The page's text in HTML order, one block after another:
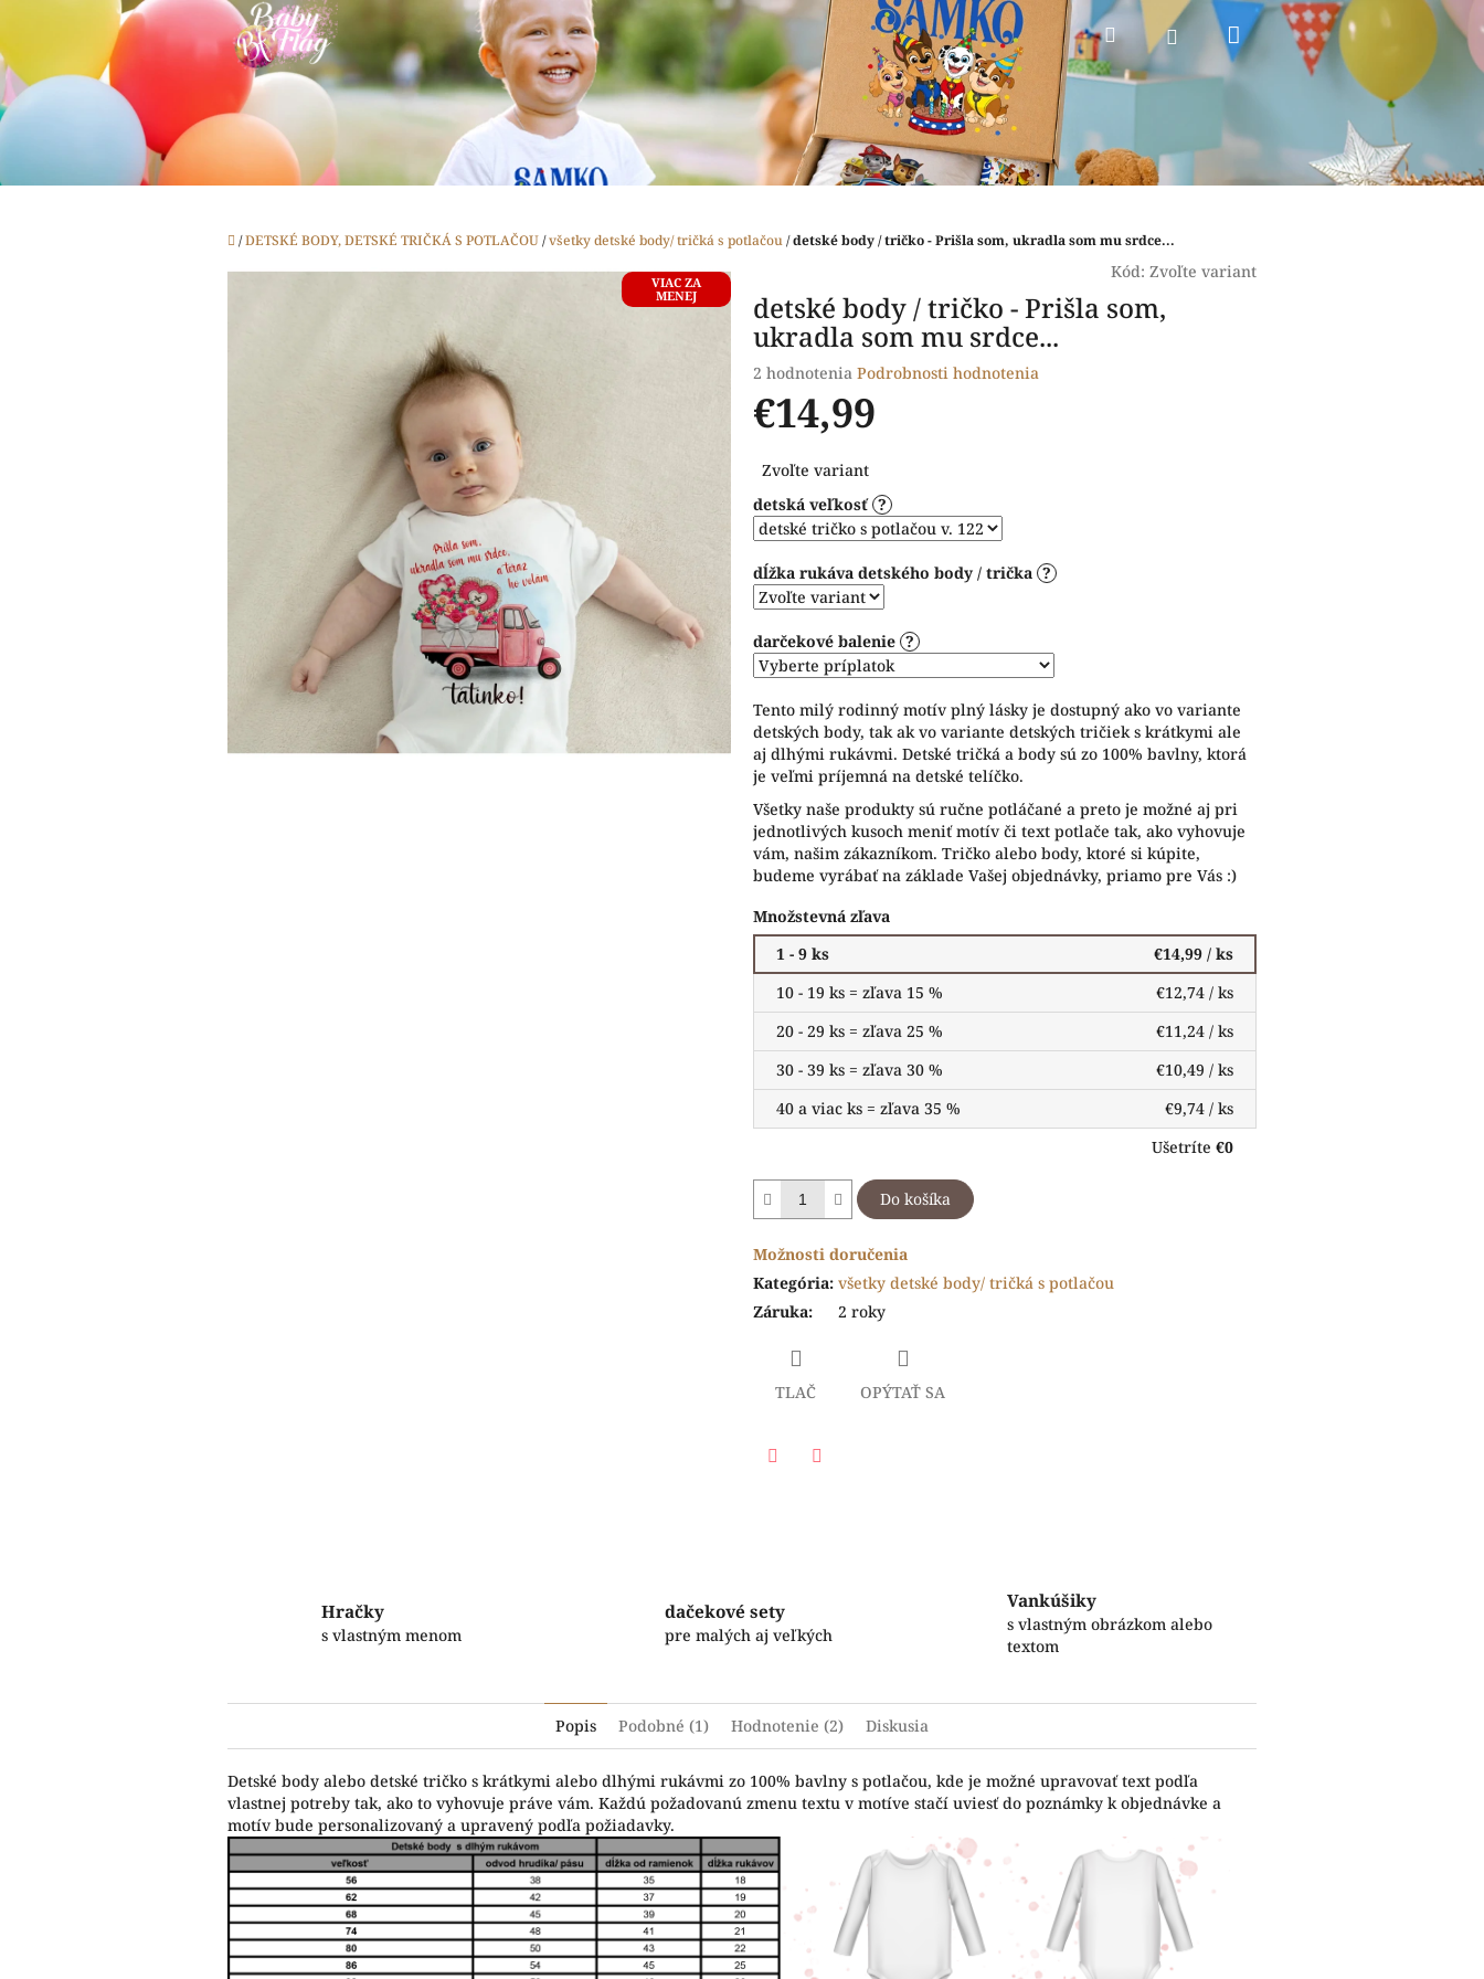
obsah
HľadaťPrihlásenieNákupný
Domov
/DETSKÉ BODY, DETSKÉ TRIČKÁ S POTLAČOU/všetky detské body/ tričká s potlačou/detské body / tričko - Prišla som, ukradla som mu srdce...
VIAC ZA
MENEJ
Kód: Zvoľte variant
detské body / tričko - Prišla som,
ukradla som mu srdce...
Priemerné
hodnotenie
produktu
5,0
5
hviezdičiek.
2 hodnotenia Podrobnosti hodnotenia
€14,99
cena:
Zvoľte variant
detská veľkosť ?
dĺžka rukáva detského body / trička ?
darčekové balenie ?
Tento milý rodinný motív plný lásky je dostupný ako vo variante
detských body, tak ak vo variante detských tričiek s krátkymi ale
aj dlhými rukávmi. Detské tričká a body sú zo 100% bavlny, ktorá
je veľmi príjemná na detské telíčko.
Všetky naše produkty sú ručne potláčané a preto je možné aj pri
jednotlivých kusoch meniť motív či text potlače tak, ako vyhovuje
vám, našim zákazníkom. Tričko alebo body, ktoré si kúpite,
budeme vyrábať na základe Vašej objednávky, priamo pre Vás :)
Množstevná zľava
1 - 9 ks
€14,99 / ks
10 - 19 ks = zľava 15 %
€12,74 / ks
20 - 29 ks = zľava 25 %
€11,24 / ks
30 - 39 ks = zľava 30 %
€10,49 / ks
40 a viac ks = zľava 35 %
€9,74 / ks
Ušetríte €0
Do košíka
Možnosti doručenia
Kategória: všetky detské body/ tričká s potlačou
Záruka: 2 roky
TLAČ OPÝTAŤ SA
Hračky
s vlastným menom
dačekové sety
pre malých aj veľkých
Vankúšiky
s vlastným obrázkom alebo
textom
Popis Podobné (1) Hodnotenie (2) Diskusia
Detské body alebo detské tričko s krátkymi alebo dlhými rukávmi zo 100% bavlny s potlačou, kde je možné upravovať text podľa
vlastnej potreby tak, ako to vyhovuje práve vám. Každú požadovanú zmenu textu v motíve stačí uviesť do poznámky k objednávke a
motív bude personalizovaný a upravený podľa požiadavky.